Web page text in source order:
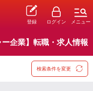
登録 ログイン メニュー
ー企業】転職・求人情報
検索条件を変更